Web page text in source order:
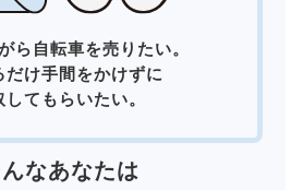
ら自転車を売りたい。
だけ手間をかけずに
してもらいたい。
なあなたは